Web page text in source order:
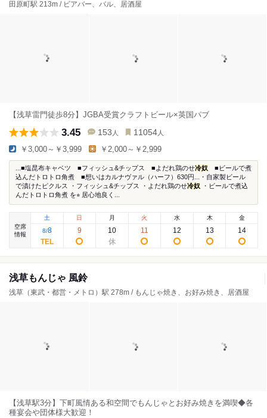
田原町駅 213m / ビアバー、バル、居酒屋
【浅草雷門徒歩8分】JGBA受賞クラフトビール×英国パブ
3.45 153 人 11054 人
￥3,000～￥3,999 ￥2,000～￥2,999
...■塩昆布キャベツ ■フィッシュ&チップス ■よだれ鶏のせ冷奴 ■ビールで煮
込んだトロトロ角煮 ■想いはカルナヴァル（ハーフ）630円...・自家製ビール
で漬けたピクルス ・フィッシュ&チップス ・よだれ鶏のせ冷奴 ・ビールで煮込
んだトロトロ角煮 を⭐︎ 居心地良く...
空席
情報
土
8/8
日
9
月
10
火
11
水
12
木
13
金
14
浅草もんじゃ 風鈴
浅草（東武・都営・メトロ）駅 278m / もんじゃ焼き、お好み焼き、居酒屋
【浅草駅3分】下町風情ある和空間でもんじゃとお好み焼きを満喫◆各
種宴会や団体様大歓迎！